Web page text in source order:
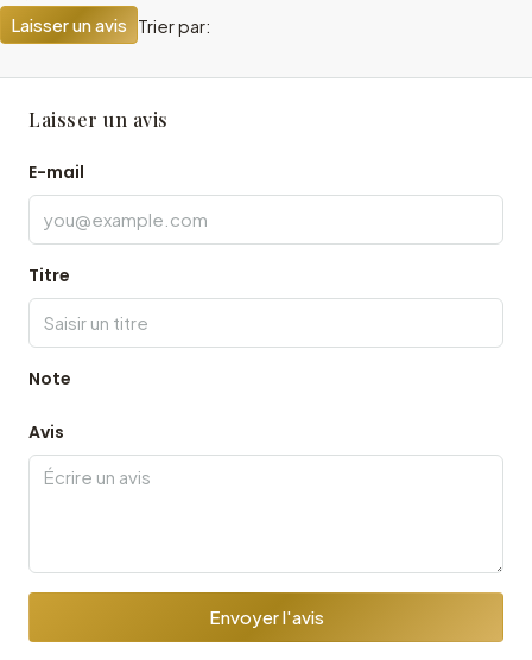
Trier par:
Laisser un avis
Laisser un avis
E-mail
Titre
Note
Avis
Envoyer l'avis